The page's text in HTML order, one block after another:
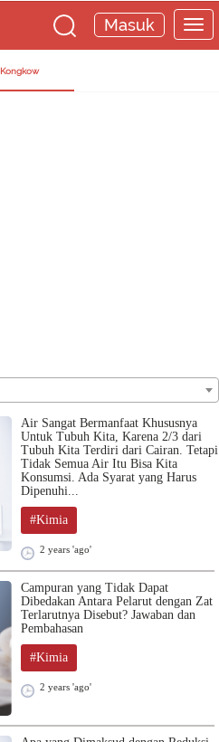
Masuk
Kongkow
Air Sangat Bermanfaat Khususnya
Untuk Tubuh Kita, Karena 2/3 dari
Tubuh Kita Terdiri dari Cairan. Tetapi
Tidak Semua Air Itu Bisa Kita
Konsumsi. Ada Syarat yang Harus
Dipenuhi...
#Kimia
2 years 'ago'
Campuran yang Tidak Dapat
Dibedakan Antara Pelarut dengan Zat
Terlarutnya Disebut? Jawaban dan
Pembahasan
#Kimia
2 years 'ago'